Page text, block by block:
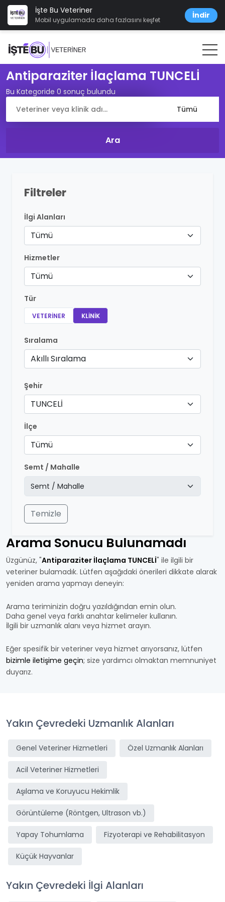
İşte Bu Veteriner
Mobil uygulamada daha fazlasını keşfet İndir
Antiparaziter İlaçlama TUNCELİ
Bu Kategoride 0 sonuç bulundu
Filtreler
İlgi Alanları
Tümü
Hizmetler
Tümü
Tür
VETERINER KLINIK
Sıralama
Akıllı Sıralama
Şehir
TUNCELİ
İlçe
Tümü
Semt / Mahalle
Temizle
Arama Sonucu Bulunamadı
Üzgünüz, "Antiparaziter İlaçlama TUNCELİ" ile ilgili bir
veteriner bulamadık. Lütfen aşağıdaki önerileri dikkate alarak
yeniden arama yapmayı deneyin:
Arama teriminizin doğru yazıldığından emin olun.
Daha genel veya farklı anahtar kelimeler kullanın.
İlgili bir uzmanlık alanı veya hizmet arayın.
Eğer spesifik bir veteriner veya hizmet arıyorsanız, lütfen
bizimle iletişime geçin; size yardımcı olmaktan memnuniyet
duyarız.
Yakın Çevredeki Uzmanlık Alanları
Genel Veteriner Hizmetleri Özel Uzmanlık Alanları
Acil Veteriner Hizmetleri
Aşılama ve Koruyucu Hekimlik
Görüntüleme (Röntgen, Ultrason vb.)
Yapay Tohumlama Fizyoterapi ve Rehabilitasyon
Küçük Hayvanlar
Yakın Çevredeki İlgi Alanları